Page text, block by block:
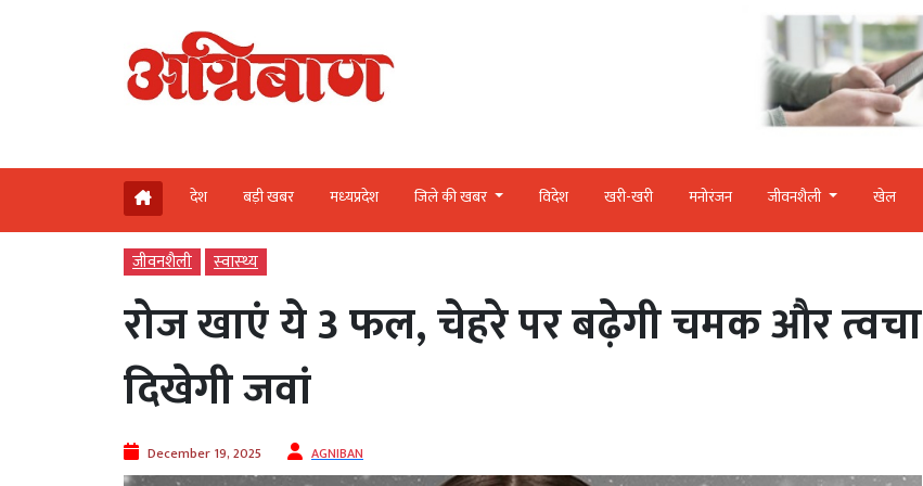
देश बड़ी खबर मध्‍यप्रदेश जिले की खबर विदेश खरी-खरी मनोरंजन जीवनशैली खेल
जीवनशैली स्‍वास्‍थ्‍य
रोज खाएं ये 3 फल, चेहरे पर बढ़ेगी चमक और त्वचा
दिखेगी जवां
December 19, 2025 AGNIBAN